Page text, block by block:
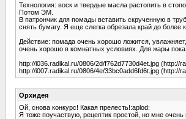
Технология: воск и твердые масла растопить в
Потом ЭМ.
В патрончик для помады вставить скрученную в
снять бумагу. Я еще слегка обрезала край до более
Действие: помада очень хорошо ложится,
очень хорошо в комнатных условиях. Для жары
http://i036.radikal.ru/0806/2d/f762d7730d4et.jpg (http://
http://i007.radikal.ru/0806/4e/33bc0add6fd6t.jpg (http://
Орхидея
Ой, снова конкурс! Какая прелесть!:aplod:
Я тоже поучаствую, рецептик простой, но мне очень